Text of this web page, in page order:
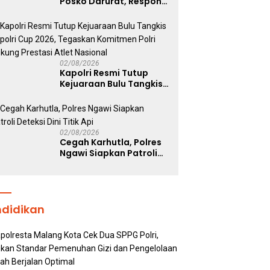
Korban Kebakaran KM
Mutiara Sentosa 2
02/08/2026
Kapolri Resmi Tutup
Kejuaraan Bulu Tangkis
Tegaskan Komitmen
Polri Dukung Prestasi
Atlet Nasional
02/08/2026
Cegah Karhutla, Polres
Ngawi Siapkan Patroli